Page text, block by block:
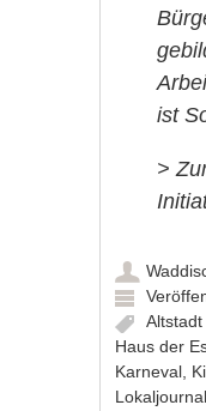
ist
>
Haus der
Karneval,